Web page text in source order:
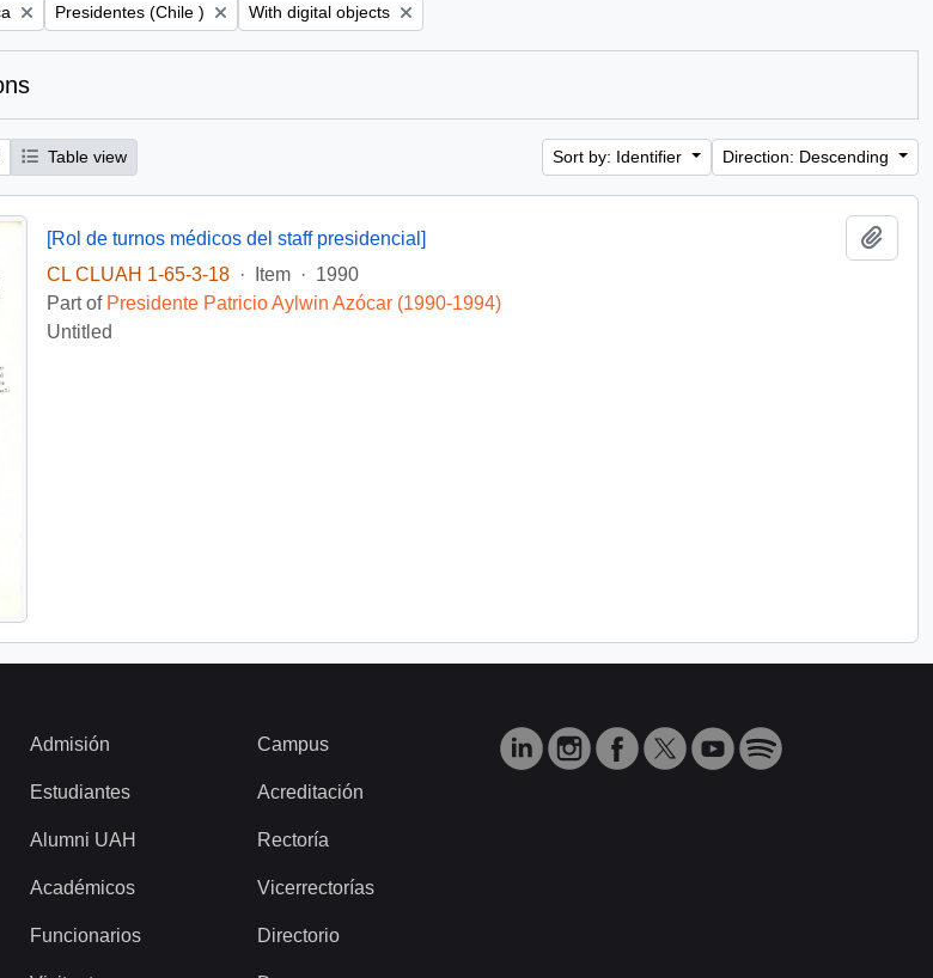
Remove filter:
Presidentes (Chile ) Remove filter:
With digital objects
Table view Sort by: Identifier Direction: Descending
[Rol de turnos médicos del staff presidencial]
CL CLUAH 1-65-3-18
· Item · 1990
Part of Presidente Patricio Aylwin Azócar (1990-1994)
Untitled
Admisión
Estudiantes
Alumni UAH
Académicos
Funcionarios
Campus
Acreditación
Rectoría
Vicerrectorías
Directorio